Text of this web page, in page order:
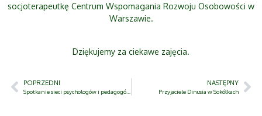
socjoterapeutkę Centrum Wspomagania Rozwoju Osobowości w
Warszawie.
Dziękujemy za ciekawe zajęcia.
POPRZEDNI NASTĘPNY
Przyjaciele Dinusia w Sokółkach